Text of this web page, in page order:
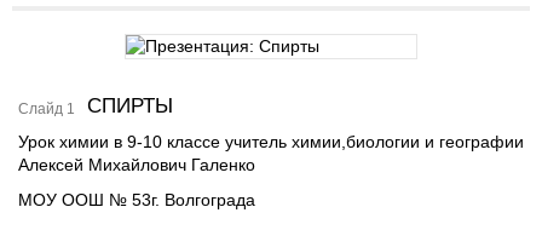
Слайд 1 СПИРТЫ
Урок химии в 9-10 классе учитель химии,биологии и географии
Алексей Михайлович Галенко
МОУ ООШ № 53г. Волгограда